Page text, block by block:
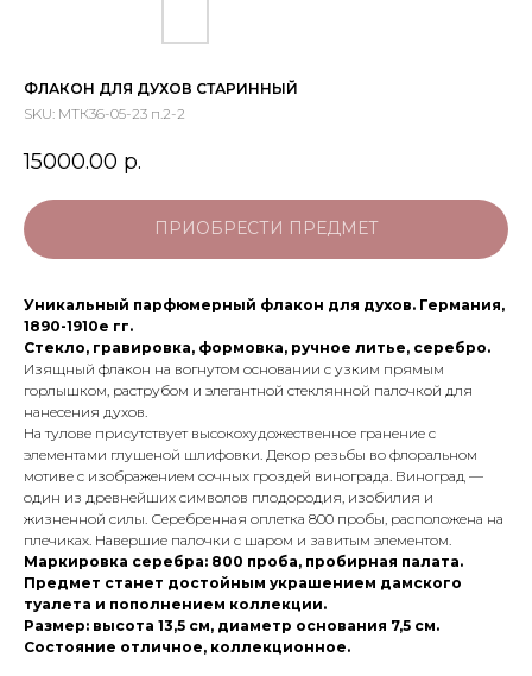
ФЛАКОН ДЛЯ ДУХОВ СТАРИННЫЙ
SKU: МТК36-05-23 п.2-2
15000.00 р.
ПРИОБРЕСТИ ПРЕДМЕТ
Уникальный парфюмерный флакон для духов. Германия,
1890-1910е гг.
Стекло, гравировка, формовка, ручное литье, серебро.
Изящный флакон на вогнутом основании с узким прямым
горлышком, раструбом и элегантной стеклянной палочкой для
нанесения духов.
На тулове присутствует высокохудожественное гранение с
элементами глушеной шлифовки. Декор резьбы во флоральном
мотиве с изображением сочных гроздей винограда. Виноград —
один из древнейших символов плодородия, изобилия и
жизненной силы. Серебренная оплетка 800 пробы, расположена на
плечиках. Навершие палочки с шаром и завитым элементом.
Маркировка серебра: 800 проба, пробирная палата.
Предмет станет достойным украшением дамского
туалета и пополнением коллекции.
Размер: высота 13,5 см, диаметр основания 7,5 см.
Состояние отличное, коллекционное.